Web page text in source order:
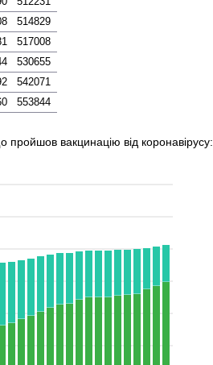
514829
517008
530655
542071
553844
пройшов вакцинацію від коронавірусу: